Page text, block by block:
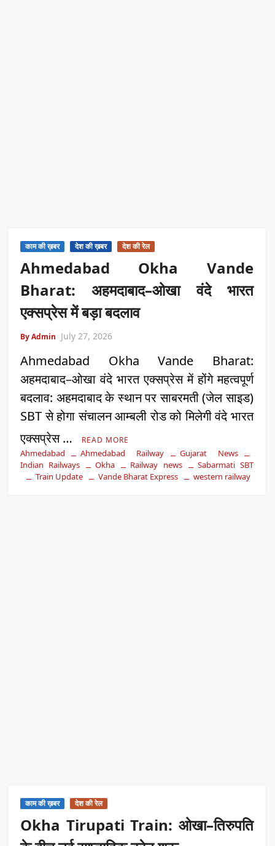
अठावलेकाम की ख़बर देश की ख़बर देश की रेल
Ahmedabad Okha Vande
Bharat: अहमदाबाद–ओखा वंदे भारत
एक्सप्रेस में बड़ा बदलाव
By Admin July 27, 2026
Ahmedabad Okha Vande Bharat:
अहमदाबाद–ओखा वंदे भारत एक्सप्रेस में होंगे महत्वपूर्ण
बदलाव: अहमदाबाद के स्थान पर साबरमती (जेल साइड)
SBT से होगा संचालन आम्बली रोड को मिलेगी वंदे भारत
एक्सप्रेस …
READ MORE
Ahmedabad Ahmedabad Railway
Gujarat News
Indian Railways
Okha Railway news
Sabarmati SBT
Train Update
Vande Bharat Express western railway
काम की ख़बर देश की रेल
Okha Tirupati Train: ओखा–तिरुपति